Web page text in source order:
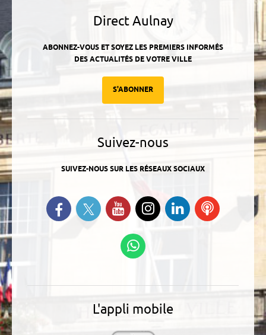
Direct Aulnay
ABONNEZ-VOUS ET SOYEZ LES PREMIERS INFORMÉS
DES ACTUALITÉS DE VOTRE VILLE
S'ABONNER
Suivez-nous
SUIVEZ-NOUS SUR LES RÉSEAUX SOCIAUX
Retrouvez-nous sur Facebook
Suivez-nous sur Twitter
Suivez-nous sur YouTube
Suivez-nous sur
Instagram
Retrouvez-
nous sur
Ecoutez
L'appli mobile